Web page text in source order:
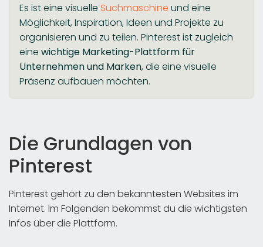
Es ist eine visuelle Suchmaschine und eine
Möglichkeit, Inspiration, Ideen und Projekte zu
organisieren und zu teilen. Pinterest ist zugleich
eine wichtige Marketing-Plattform für
Unternehmen und Marken, die eine visuelle
Präsenz aufbauen möchten.
Die Grundlagen von
Pinterest
Pinterest gehört zu den bekanntesten Websites im
Internet. Im Folgenden bekommst du die wichtigsten
Infos über die Plattform.